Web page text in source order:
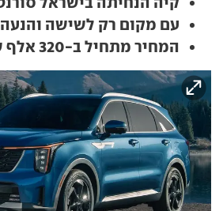
עם מקום רק לשישה והנעה
המחיר מתחיל ב-320 אלף שקל